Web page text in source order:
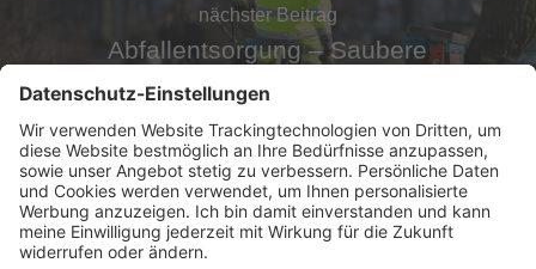
nächster Beitrag
Abfallentsorgung – Saubere